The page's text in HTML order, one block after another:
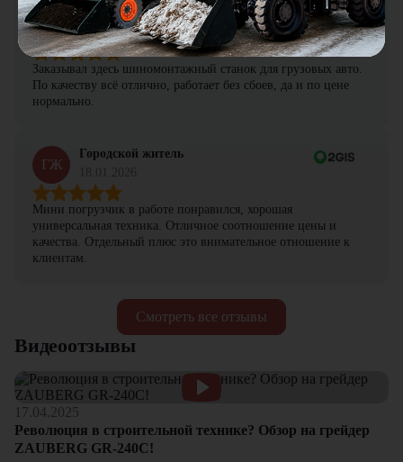
Смотреть все отзывы
ПА
Петр Артамонов
19.01.2026
Заказывал здесь шиномонтажный станок для грузовых авто.
По качеству всё отлично, работает без сбоев, да и по цене
нормально.
ГЖ
Городской житель
Мини погрузчик в работе понравился, хорошая
универсальная техника. Отличное соотношение цены и
качества. Отдельный плюс это внимательное отношение к
клиентам.
Видеоотзывы
17.04.2025
Революция в строительной технике? Обзор на грейдер
ZAUBERG GR-240C!